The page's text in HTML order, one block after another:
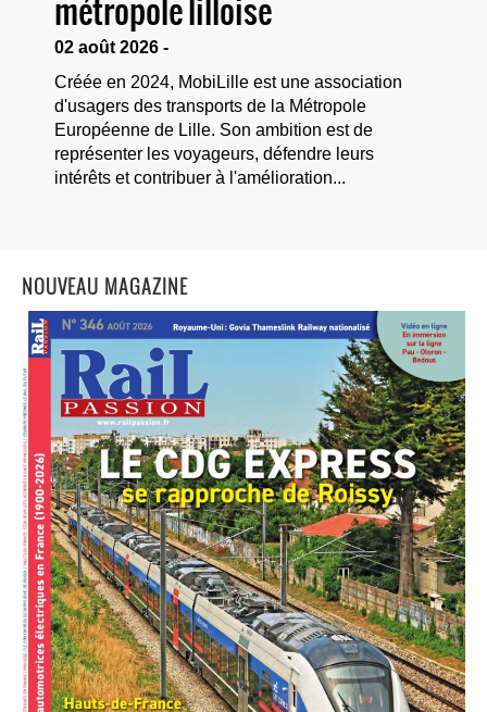
métropole lilloise
02 août 2026 -
Créée en 2024, MobiLille est une association
d'usagers des transports de la Métropole
Européenne de Lille. Son ambition est de
représenter les voyageurs, défendre leurs
intérêts et contribuer à l'amélioration...
NOUVEAU MAGAZINE